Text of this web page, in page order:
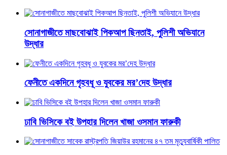
সোনাগাজীতে মাছবোঝাই পিকআপ ছিনতাই, পুলিশী অভিযানে
উদ্ধার
ফেনীতে একদিনে গৃহবধূ ও যুবকের মর’দেহ উদ্ধার
ঢাবি ভিসিকে বই উপহার দিলেন খাজা ওসমান ফারুকী